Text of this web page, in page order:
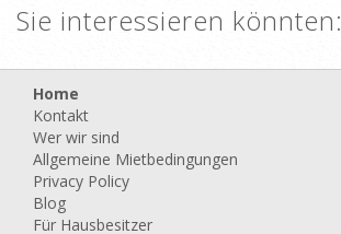
Sie interessieren könnten:
Home
Kontakt
Wer wir sind
Allgemeine Mietbedingungen
Privacy Policy
Blog
Für Hausbesitzer